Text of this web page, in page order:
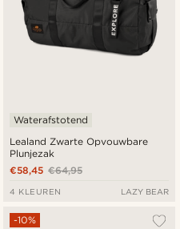
Lealand Zwarte Opvouwbare
Plunjezak
Waterafstotend
€64,95
€58,45
4 KLEUREN LAZY BEAR
-10%